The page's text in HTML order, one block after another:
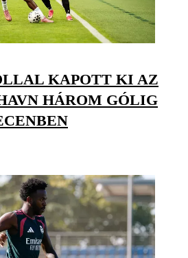
KAPOTT KI AZ
HÁROM GÓLIG